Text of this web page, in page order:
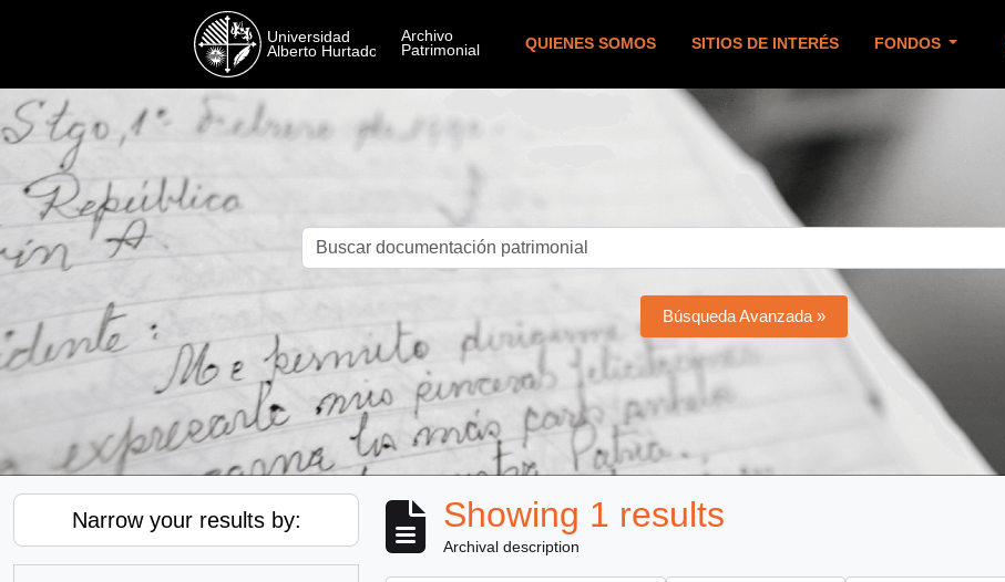
QUIENES SOMOS SITIOS DE INTERÉS FONDOS
Búsqueda Avanzada »
Narrow your results by: Showing 1 results
Archival description